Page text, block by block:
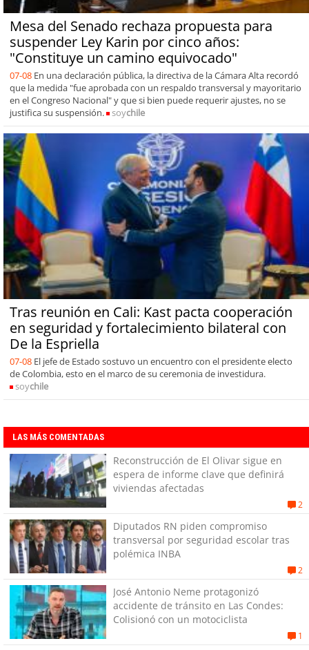
Mesa del Senado rechaza propuesta para
suspender Ley Karin por cinco años:
"Constituye un camino equivocado"
07-08 En una declaración pública, la directiva de la Cámara Alta recordó
que la medida "fue aprobada con un respaldo transversal y mayoritario
en el Congreso Nacional" y que si bien puede requerir ajustes, no se
justifica su suspensión.
soychile
Tras reunión en Cali: Kast pacta cooperación
en seguridad y fortalecimiento bilateral con
De la Espriella
07-08 El jefe de Estado sostuvo un encuentro con el presidente electo
de Colombia, esto en el marco de su ceremonia de investidura.
soychile
LAS MÁS COMENTADAS
Reconstrucción de El Olivar sigue en
espera de informe clave que definirá
viviendas afectadas
2
Diputados RN piden compromiso
transversal por seguridad escolar tras
polémica INBA
2
José Antonio Neme protagonizó
accidente de tránsito en Las Condes:
Colisionó con un motociclista
1